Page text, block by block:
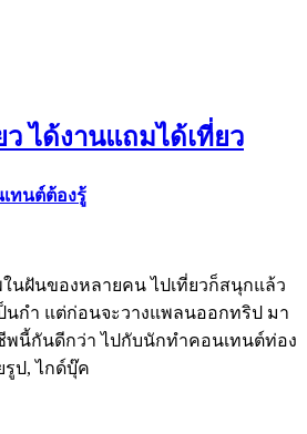
ได้งานแถมได้เที่ยว
ทนต์ต้องรู้
ในฝันของหลายคน ไปเที่ยวก็สนุกแล้ว
ป็นกำ แต่ก่อนจะวางแพลนออกทริป มา
พนี้กันดีกว่า ไปกับนักทำคอนเทนต์ท่อง
รูป, ไกด์บุ๊ค